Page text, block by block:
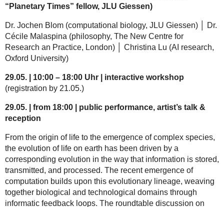
“Planetary Times” fellow, JLU Giessen)
Dr. Jochen Blom (computational biology, JLU Giessen) │ Dr.
Cécile Malaspina (philosophy, The New Centre for
Research an Practice, London) │ Christina Lu (AI research,
Oxford University)
29.05.
| 10:00 – 18:00 Uhr | interactive workshop
(registration by 21.05.)
29.05. | from 18:00 | public performance, artist’s talk &
reception
From the origin of life to the emergence of complex species,
the evolution of life on earth has been driven by a
corresponding evolution in the way that information is stored,
transmitted, and processed. The recent emergence of
computation builds upon this evolutionary lineage, weaving
together biological and technological domains through
informatic feedback loops. The roundtable discussion on